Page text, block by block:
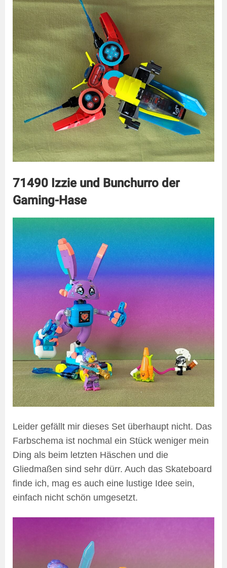
71490 Izzie und Bunchurro der
Gaming-Hase
Leider gefällt mir dieses Set überhaupt nicht. Das
Farbschema ist nochmal ein Stück weniger mein
Ding als beim letzten Häschen und die
Gliedmaßen sind sehr dürr. Auch das Skateboard
finde ich, mag es auch eine lustige Idee sein,
einfach nicht schön umgesetzt.